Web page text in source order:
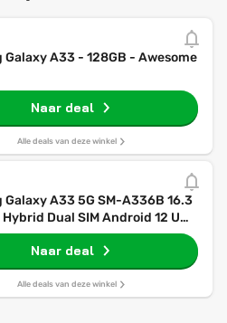
Galaxy A33 - 128GB - Awesome
Naar deal
Alle deals van deze winkel
Galaxy A33 5G SM-A336B 16.3
Dual SIM Android 12 USB
GB 128 GB 5000 mAh Black
Naar deal
Alle deals van deze winkel